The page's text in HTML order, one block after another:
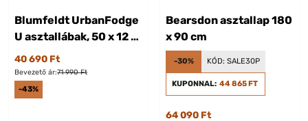
Blumfeldt UrbanFodge
U asztallábak, 50 x 12 x
72 cm
40 690 Ft
Bevezető ár:71 990 Ft
-43%
Bearsdon asztallap 180
x 90 cm
-30% KÓD: SALE30P
KUPONNAL: 44 865 FT
64 090 Ft